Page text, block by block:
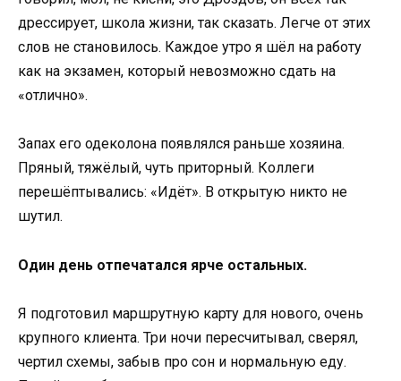
дрессирует, школа жизни, так сказать. Легче от этих
слов не становилось. Каждое утро я шёл на работу
как на экзамен, который невозможно сдать на
«отлично».
Запах его одеколона появлялся раньше хозяина.
Пряный, тяжёлый, чуть приторный. Коллеги
перешёптывались: «Идёт». В открытую никто не
шутил.
Один день отпечатался ярче остальных.
Я подготовил маршрутную карту для нового, очень
крупного клиента. Три ночи пересчитывал, сверял,
чертил схемы, забыв про сон и нормальную еду.